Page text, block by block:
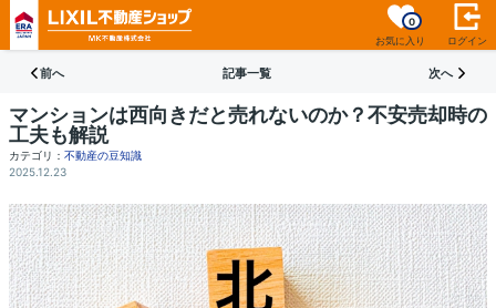
お気に入り
0
ログイン
前へ 記事一覧 次へ
マンションは西向きだと売れないのか？不安売却時の
工夫も解説
カテゴリ： 不動産の豆知識
2025.12.23